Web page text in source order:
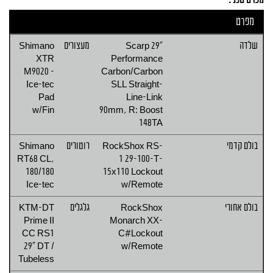
מפרט
שלדה
Scarp 29"
Performance
Carbon/Carbon
SLL Straight-
Line-Link
90mm, R: Boost
148TA
מעצורים
Shimano
XTR
M9020 -
Ice-tec
Pad
w/Fin
בולם קדמי
RockShox RS-
1 29-100-T-
15x110 Lockout
w/Remote
רוטורים
Shimano
RT68 CL,
180/180
Ice-tec
בולם אחורי
RockShox
Monarch XX-
C#Lockout
w/Remote
גלגלים
KTM-DT
Prime II
CC RS1
29" DT /
Tubeless